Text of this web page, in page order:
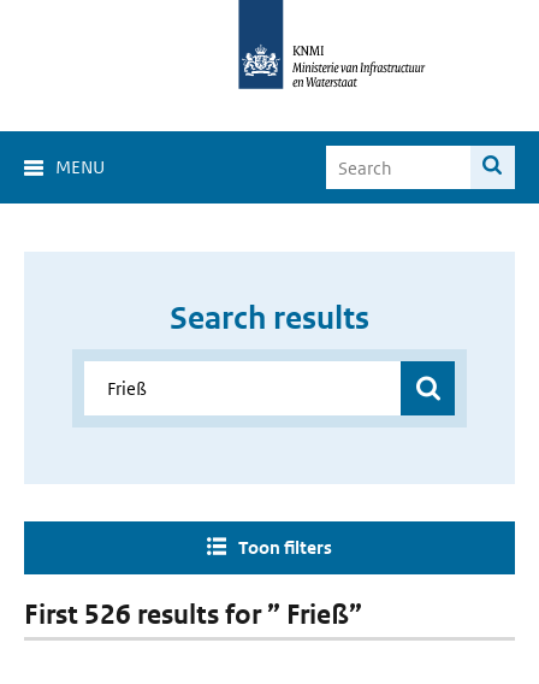
MENU
Search results
Toon filters
First 526 results for ” Frieß”